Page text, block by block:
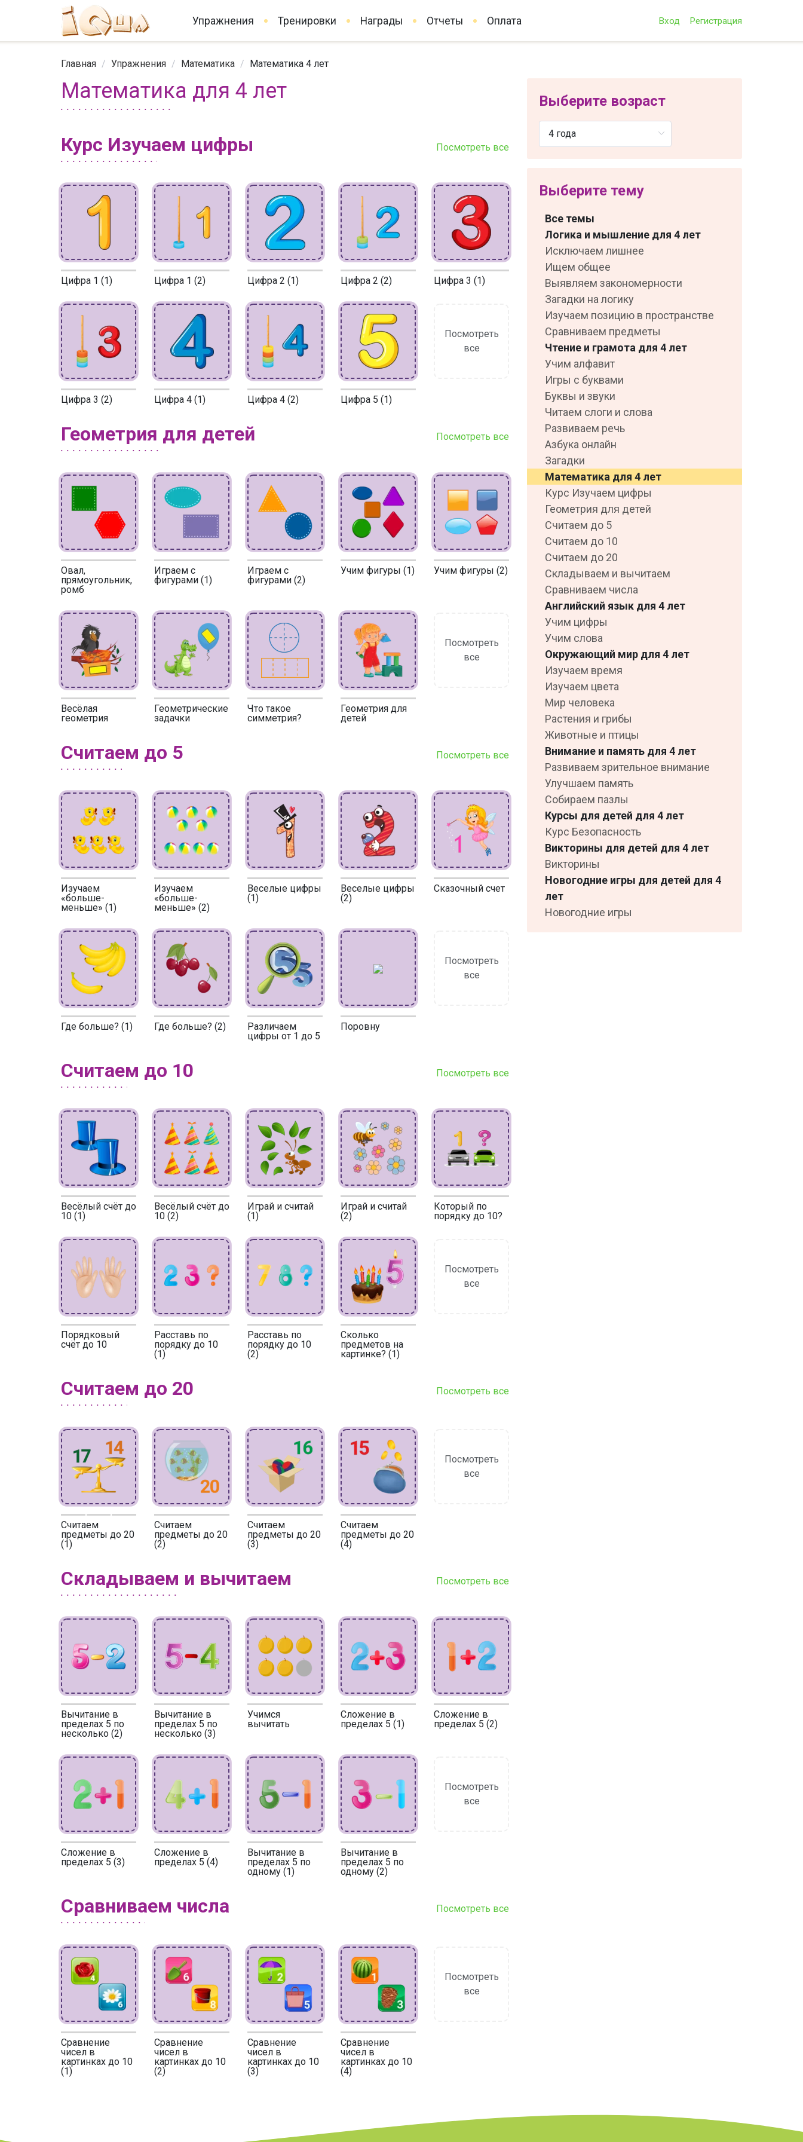
Упражнения Тренировки Награды Отчеты Оплата Вход Регистрация
Главная / Упражнения / Математика / Математика 4 лет
Математика для 4 лет
Курс Изучаем цифры Посмотреть все
Цифра 1 (1) Цифра 1 (2) Цифра 2 (1) Цифра 2 (2) Цифра 3 (1)
Цифра 3 (2) Цифра 4 (1) Цифра 4 (2) Цифра 5 (1)
Посмотреть
все
Геометрия для детей Посмотреть все
Овал,
прямоугольник,
ромб
Играем с
фигурами (1)
Играем с
фигурами (2)
Учим фигуры (1) Учим фигуры (2)
Весёлая
геометрия
Геометрические
задачки
Что такое
симметрия?
Геометрия для
детей
Посмотреть
все
Считаем до 5 Посмотреть все
Изучаем
«больше-
меньше» (1)
Изучаем
«больше-
меньше» (2)
Веселые цифры
(1)
Веселые цифры
(2)
Сказочный счет
Где больше? (1) Где больше? (2)
Различаем
цифры от 1 до 5
Поровну
Посмотреть
все
Считаем до 10 Посмотреть все
Весёлый счёт до
10 (1)
Весёлый счёт до
10 (2)
Играй и считай
(1)
Играй и считай
(2)
Который по
порядку до 10?
Порядковый
счёт до 10
Расставь по
порядку до 10
(1)
Расставь по
порядку до 10
(2)
Сколько
предметов на
картинке? (1)
Посмотреть
все
Считаем до 20 Посмотреть все
Считаем
предметы до 20
(1)
Считаем
предметы до 20
(2)
Считаем
предметы до 20
(3)
Считаем
предметы до 20
(4)
Посмотреть
все
Складываем и вычитаем Посмотреть все
Вычитание в
пределах 5 по
несколько (2)
Вычитание в
пределах 5 по
несколько (3)
Учимся
вычитать
Сложение в
пределах 5 (1)
Сложение в
пределах 5 (2)
Сложение в
пределах 5 (3)
Сложение в
пределах 5 (4)
Вычитание в
пределах 5 по
одному (1)
Вычитание в
пределах 5 по
одному (2)
Посмотреть
все
Сравниваем числа Посмотреть все
Сравнение
чисел в
картинках до 10
(1)
Сравнение
чисел в
картинках до 10
(2)
Сравнение
чисел в
картинках до 10
(3)
Сравнение
чисел в
картинках до 10
(4)
Посмотреть
все
Выберите возраст
Выберите тему
Все темы
Логика и мышление для 4 лет
Исключаем лишнее
Ищем общее
Выявляем закономерности
Загадки на логику
Изучаем позицию в пространстве
Сравниваем предметы
Чтение и грамота для 4 лет
Учим алфавит
Игры с буквами
Буквы и звуки
Читаем слоги и слова
Развиваем речь
Азбука онлайн
Загадки
Математика для 4 лет
Курс Изучаем цифры
Геометрия для детей
Считаем до 5
Считаем до 10
Считаем до 20
Складываем и вычитаем
Сравниваем числа
Английский язык для 4 лет
Учим цифры
Учим слова
Окружающий мир для 4 лет
Изучаем время
Изучаем цвета
Мир человека
Растения и грибы
Животные и птицы
Внимание и память для 4 лет
Развиваем зрительное внимание
Улучшаем память
Собираем пазлы
Курсы для детей для 4 лет
Курс Безопасность
Викторины для детей для 4 лет
Викторины
Новогодние игры для детей для 4
лет
Новогодние игры